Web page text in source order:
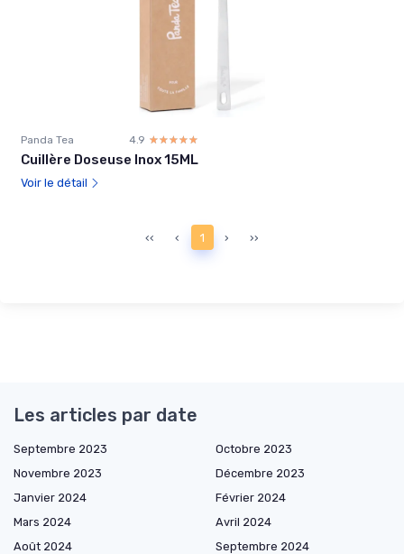
Panda Tea 4.9 ☆☆☆☆☆
★★★★★
Cuillère Doseuse Inox 15ML
Voir le détail
‹‹ ‹ 1 › ››
Les articles par date
Septembre 2023
Octobre 2023
Novembre 2023
Décembre 2023
Janvier 2024
Février 2024
Mars 2024
Avril 2024
Août 2024
Septembre 2024